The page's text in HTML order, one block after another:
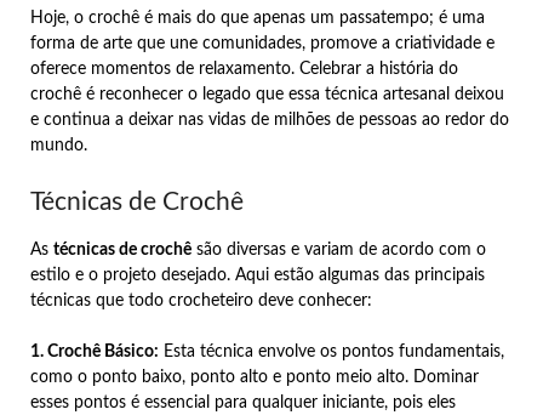
Hoje, o crochê é mais do que apenas um passatempo; é uma
forma de arte que une comunidades, promove a criatividade e
oferece momentos de relaxamento. Celebrar a história do
crochê é reconhecer o legado que essa técnica artesanal deixou
e continua a deixar nas vidas de milhões de pessoas ao redor do
mundo.
Técnicas de Crochê
As técnicas de crochê são diversas e variam de acordo com o
estilo e o projeto desejado. Aqui estão algumas das principais
técnicas que todo crocheteiro deve conhecer:
1. Crochê Básico: Esta técnica envolve os pontos fundamentais,
como o ponto baixo, ponto alto e ponto meio alto. Dominar
esses pontos é essencial para qualquer iniciante, pois eles